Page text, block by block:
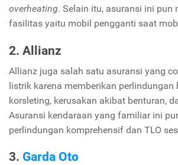
overheating. Selain itu, asuransi ini pun
fasilitas yaitu mobil pengganti saat
2. Allianz
Allianz juga salah satu asuransi yang
listrik karena memberikan perlindungan
korsleting, kerusakan akibat benturan,
Asuransi kendaraan yang familiar ini
perlindungan komprehensif dan TLO
3. Garda Oto